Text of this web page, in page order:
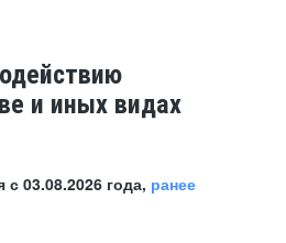
и иных видах
03.08.2026 года, ранее